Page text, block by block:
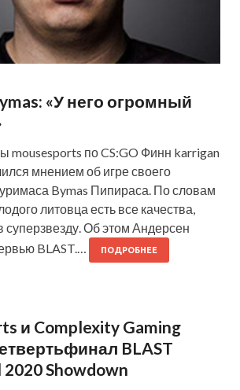
«У него огромный
mousesports по CS:GO Финн karrigan
мнением об игре своего
Bymas Пипираса. По словам
литовца есть все качества,
суперзвезду. Об этом Андерсен
BLAST.…
ПОДРОБНЕЕ
и Complexity Gaming
BLAST
2020 Showdown